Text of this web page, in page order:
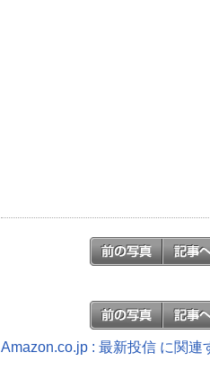
Amazon.co.jp : 最新投信 に関連